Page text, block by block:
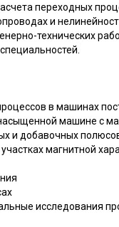
переходных
и
технических
в машинах
машине с
и добавочных
магнитной
исследования